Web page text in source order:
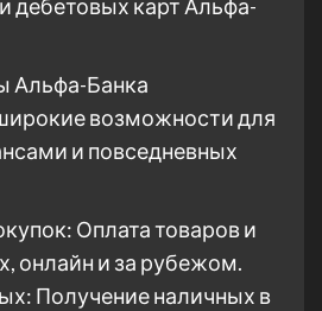
дебетовых карт Альфа-
Альфа-Банка
возможности для
и повседневных
Оплата товаров и
онлайн и за рубежом.
Получение наличных в